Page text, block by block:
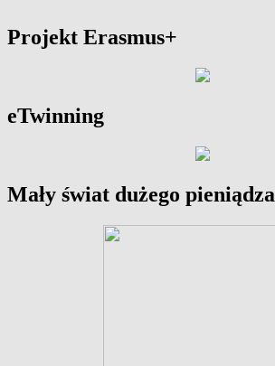
Projekt Erasmus+
eTwinning
Mały świat dużego pieniądza